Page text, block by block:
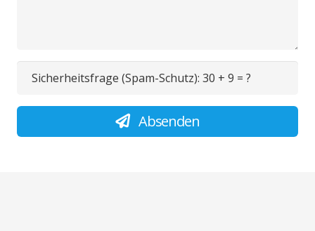
Sicherheitsfrage (Spam-Schutz): 30 + 9 = ?
Absenden